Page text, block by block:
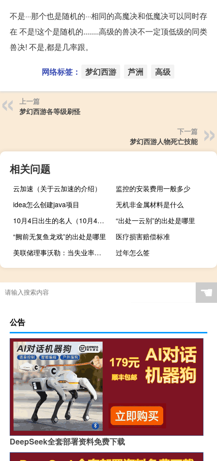
不是···那个也是随机的···相同的高魔决和低魔决可以同时存
在 不是!这个是随机的........高级的兽决不一定顶低级的同类
兽决! 不是,都是几率跟。
网络标签： 梦幻西游 芦洲 高级
上一篇
梦幻西游各等级刷怪
下一篇
梦幻西游人物死亡技能
相关问题
云加速（关于云加速的介绍）
监控的安装费用一般多少
idea怎么创建java项目
无机非金属材料是什么
10月4日出生的名人（10月4日）
“出处一云别”的出处是哪里
“阙前无复鱼龙戏”的出处是哪里
医疗损害赔偿标准
美联储理事沃勒：当失业率低而赤字达到6%时很难认为这是可持续的
过年怎么签
☚
公告
DeepSeek全套部署资料免费下载